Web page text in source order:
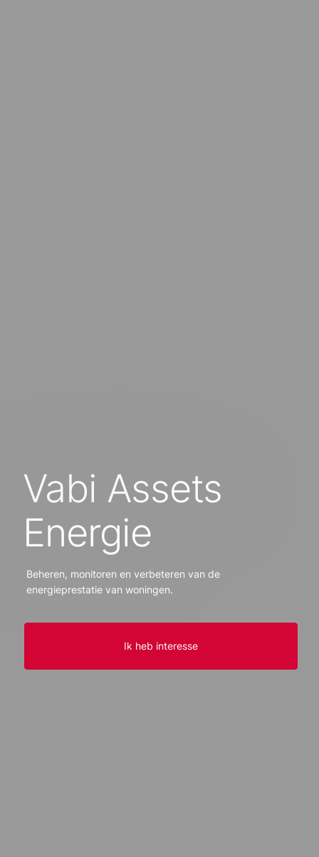
Vabi Assets
Energie
Beheren, monitoren en verbeteren van de
energieprestatie van woningen.
Ik heb interesse